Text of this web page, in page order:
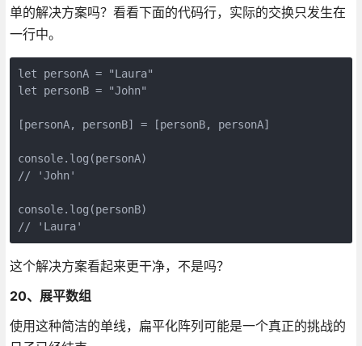
单的解决方案吗？看看下面的代码行，实际的交换只发生在
一行中。
let personA = "Laura"
let personB = "John"
[personA, personB] = [personB, personA]
console.log(personA)
// 'John'
console.log(personB)
// 'Laura'
这个解决方案看起来更干净，不是吗？
20、展平数组
使用这种简洁的单线，扁平化阵列可能是一个真正的挑战的